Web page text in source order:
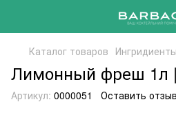
Каталог товаров
Лимонный фреш 1л
Артикул: 0000051 Оставить отзыв